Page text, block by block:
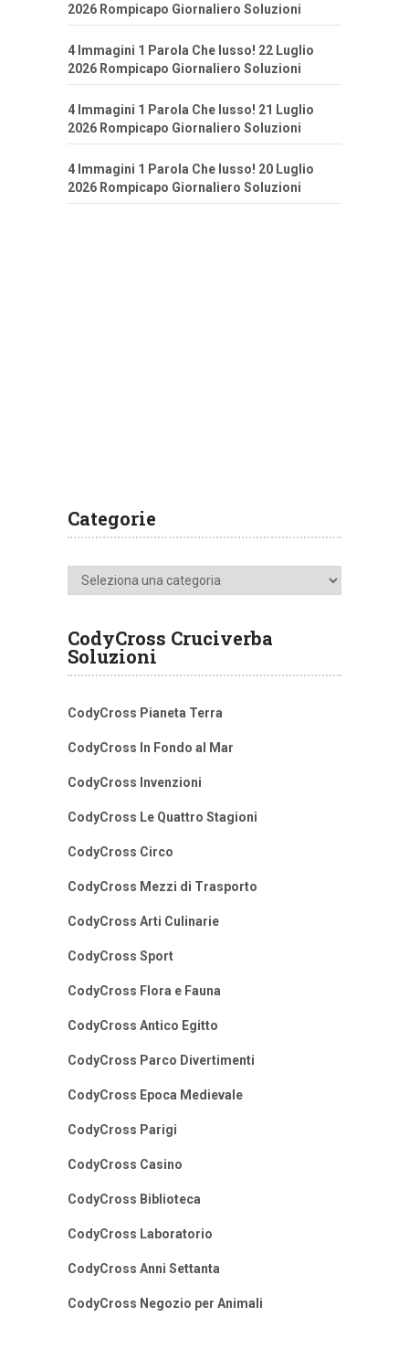
2026 Rompicapo Giornaliero Soluzioni
4 Immagini 1 Parola Che lusso! 22 Luglio
2026 Rompicapo Giornaliero Soluzioni
4 Immagini 1 Parola Che lusso! 21 Luglio
2026 Rompicapo Giornaliero Soluzioni
4 Immagini 1 Parola Che lusso! 20 Luglio
2026 Rompicapo Giornaliero Soluzioni
Categorie
Categorie
CodyCross Cruciverba
Soluzioni
CodyCross Pianeta Terra
CodyCross In Fondo al Mar
CodyCross Invenzioni
CodyCross Le Quattro Stagioni
CodyCross Circo
CodyCross Mezzi di Trasporto
CodyCross Arti Culinarie
CodyCross Sport
CodyCross Flora e Fauna
CodyCross Antico Egitto
CodyCross Parco Divertimenti
CodyCross Epoca Medievale
CodyCross Parigi
CodyCross Casino
CodyCross Biblioteca
CodyCross Laboratorio
CodyCross Anni Settanta
CodyCross Negozio per Animali